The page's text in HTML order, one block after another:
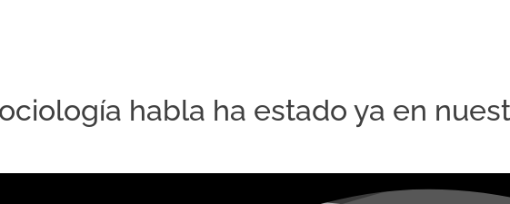
habla ha estado ya en